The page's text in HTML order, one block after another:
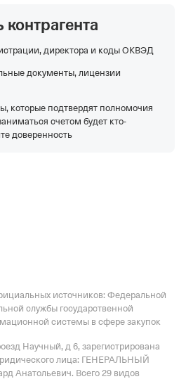
директора и коды ОКВЭД
документы, лицензии
которые подтвердят полномочия
счетом будет кто-
доверенность
источников: Федеральной
службы государственной
системы в сфере закупок
Научный, д 6, зарегистрирована
лица: ГЕНЕРАЛЬНЫЙ
Анатольевич. Всего 29 видов